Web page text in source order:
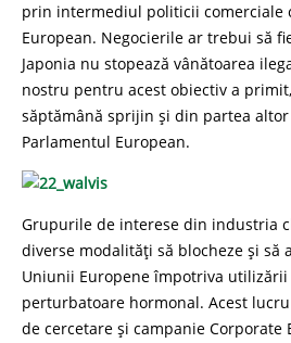
prin intermediul politicii comerciale
European. Negocierile ar trebui să
Japonia nu stopează vânătoarea
nostru pentru acest obiectiv a
săptămână sprijin și din partea
Parlamentul European.
Grupurile de interese din industria
diverse modalități să blocheze și să
Uniunii Europene împotriva
perturbatoare hormonal. Acest
de cercetare și campanie Corporate